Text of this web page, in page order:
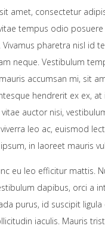
amet, consectetur
tempus odio posuere
pharetra nisl id
neque. Vestibulum
accumsan mi, sit
hendrerit ex ex, at
vitae auctor nisi,
leo ac, euismod
in laoreet mauris
eu leo efficitur mattis.
dapibus, orci a
purus, id suscipit
iaculis. Mauris